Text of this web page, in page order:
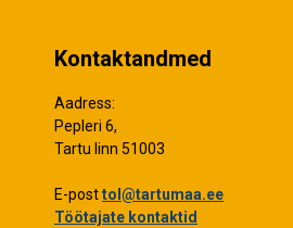
Kontaktandmed
Aadress:
Pepleri 6,
Tartu linn 51003
E-posttol@tartumaa.ee
Töötajate kontaktid